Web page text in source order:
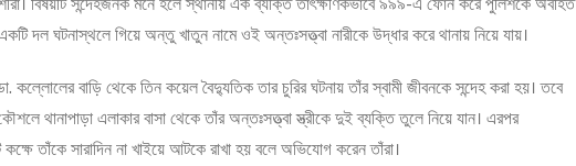
দল ঘটনাস্থলে গিয়ে অন্তু খাতুন নামে ওই অন্তঃসত্ত্বা নারীকে উদ্ধার করে থানায় নিয়ে যায়।
কল্লোলের বাড়ি থেকে তিন কয়েল বৈদ্যুতিক তার চুরির ঘটনায় তাঁর স্বামী জীবনকে সন্দেহ করা হয়। তবে
থানাপাড়া এলাকার বাসা থেকে তাঁর অন্তঃসত্ত্বা স্ত্রীকে দুই ব্যক্তি তুলে নিয়ে যান। এরপর
তাঁকে সারাদিন না খাইয়ে আটকে রাখা হয় বলে অভিযোগ করেন তাঁরা।